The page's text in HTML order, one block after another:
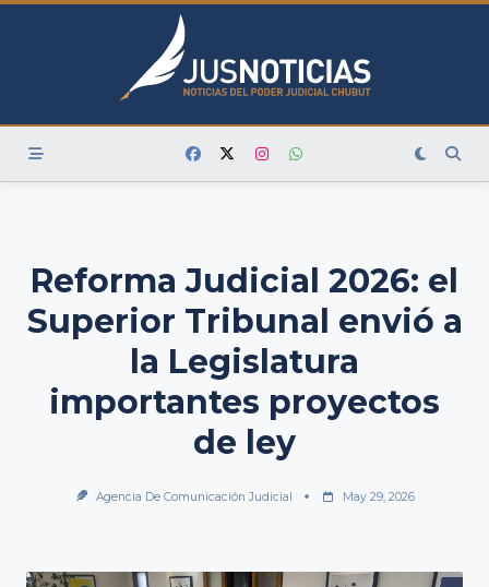
Skip
Reforma Judicial 2026: el
Superior Tribunal envió a
la Legislatura
importantes proyectos
de ley
Agencia De Comunicación Judicial May 29, 2026